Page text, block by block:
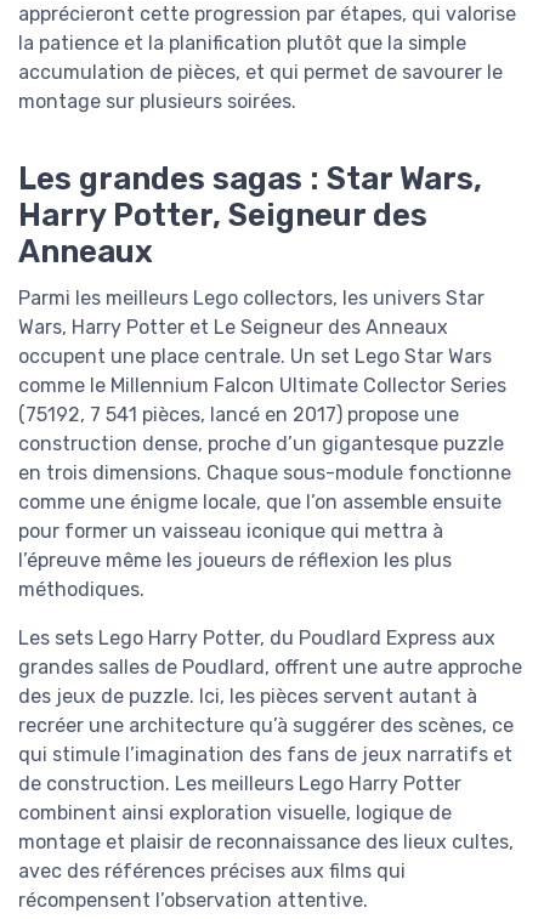
apprécieront cette progression par étapes, qui valorise
la patience et la planification plutôt que la simple
accumulation de pièces, et qui permet de savourer le
montage sur plusieurs soirées.
Les grandes sagas : Star Wars,
Harry Potter, Seigneur des
Anneaux
Parmi les meilleurs Lego collectors, les univers Star
Wars, Harry Potter et Le Seigneur des Anneaux
occupent une place centrale. Un set Lego Star Wars
comme le Millennium Falcon Ultimate Collector Series
(75192, 7 541 pièces, lancé en 2017) propose une
construction dense, proche d’un gigantesque puzzle
en trois dimensions. Chaque sous-module fonctionne
comme une énigme locale, que l’on assemble ensuite
pour former un vaisseau iconique qui mettra à
l’épreuve même les joueurs de réflexion les plus
méthodiques.
Les sets Lego Harry Potter, du Poudlard Express aux
grandes salles de Poudlard, offrent une autre approche
des jeux de puzzle. Ici, les pièces servent autant à
recréer une architecture qu’à suggérer des scènes, ce
qui stimule l’imagination des fans de jeux narratifs et
de construction. Les meilleurs Lego Harry Potter
combinent ainsi exploration visuelle, logique de
montage et plaisir de reconnaissance des lieux cultes,
avec des références précises aux films qui
récompensent l’observation attentive.